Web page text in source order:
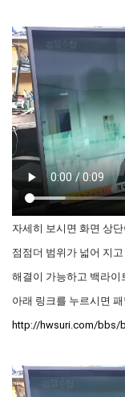
자세히 보시면 화면 상
점점더 범위가 넓어 지
해결이 가능하고 백라이
아래 링크를 누르시면
http://hwsuri.com/bbs/